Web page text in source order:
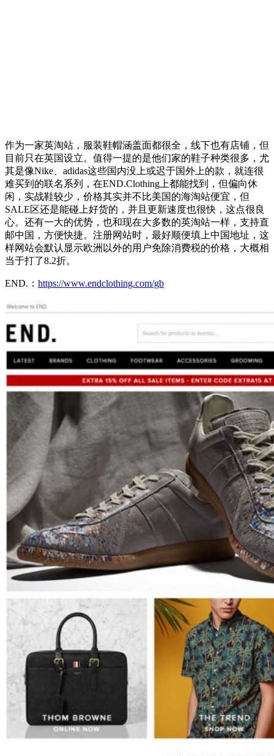
作为一家英淘站，服装鞋帽涵盖面都很全，线下也有店铺，但
目前只在英国设立。值得一提的是他们家的鞋子种类很多，尤
其是像Nike、adidas这些国内没上或迟于国外上的款，就连很
难买到的联名系列，在END.Clothing上都能找到，但偏向休
闲，实战鞋较少，价格其实并不比美国的海淘站便宜，但
SALE区还是能碰上好货的，并且更新速度也很快，这点很良
心。还有一大的优势，也和现在大多数的英淘站一样，支持直
邮中国，方便快捷。注册网站时，最好顺便填上中国地址，这
样网站会默认显示欧洲以外的用户免除消费税的价格，大概相
当于打了8.2折。
END.： https://www.endclothing.com/gb